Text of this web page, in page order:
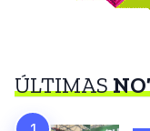
ÚLTIMAS